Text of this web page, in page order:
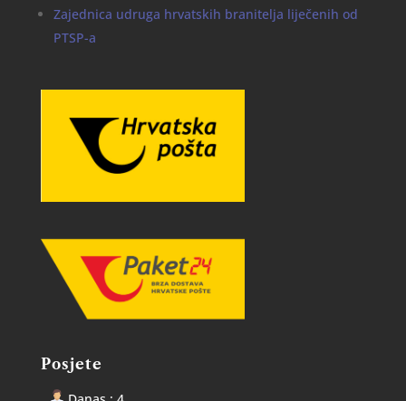
Zajednica udruga hrvatskih branitelja liječenih od
PTSP-a
Posjete